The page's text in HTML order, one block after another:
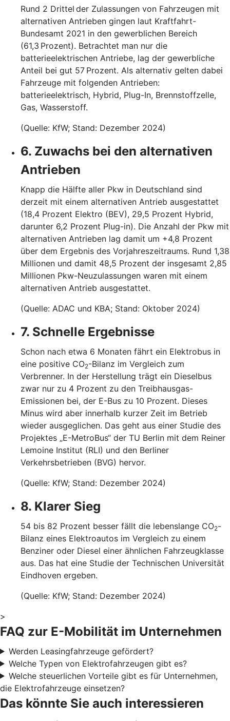
Rund 2 Drittel der Zulassungen von Fahrzeugen mit
alternativen Antrieben gingen laut Kraftfahrt-
Bundesamt 2021 in den gewerblichen Bereich
(61,3 Prozent). Betrachtet man nur die
batterieelektrischen Antriebe, lag der gewerbliche
Anteil bei gut 57 Prozent. Als alternativ gelten dabei
Fahrzeuge mit folgenden Antrieben:
batterieelektrisch, Hybrid, Plug-In, Brennstoffzelle,
Gas, Wasserstoff.
(Quelle: KfW; Stand: Dezember 2024)
6. Zuwachs bei den alternativen
Antrieben
Knapp die Hälfte aller Pkw in Deutschland sind
derzeit mit einem alternativen Antrieb ausgestattet
(18,4 Prozent Elektro (BEV), 29,5 Prozent Hybrid,
darunter 6,2 Prozent Plug-in). Die Anzahl der Pkw mit
alternativen Antrieben lag damit um +4,8 Prozent
über dem Ergebnis des Vorjahreszeitraums. Rund 1,38
Millionen und damit 48,5 Prozent der insgesamt 2,85
Millionen Pkw-Neuzulassungen waren mit einem
alternativen Antrieb ausgestattet.
(Quelle: ADAC und KBA; Stand: Oktober 2024)
7. Schnelle Ergebnisse
Schon nach etwa 6 Monaten fährt ein Elektrobus in
eine positive CO2-Bilanz im Vergleich zum
Verbrenner. In der Herstellung trägt ein Dieselbus
zwar nur zu 4 Prozent zu den Treibhausgas-
Emissionen bei, der E-Bus zu 10 Prozent. Dieses
Minus wird aber innerhalb kurzer Zeit im Betrieb
wieder ausgeglichen. Das geht aus einer Studie des
Projektes „E-MetroBus“ der TU Berlin mit dem Reiner
Lemoine Institut (RLI) und den Berliner
Verkehrsbetrieben (BVG) hervor.
(Quelle: KfW; Stand: Dezember 2024)
8. Klarer Sieg
54 bis 82 Prozent besser fällt die lebenslange CO2-
Bilanz eines Elektroautos im Vergleich zu einem
Benziner oder Diesel einer ähnlichen Fahrzeugklasse
aus. Das hat eine Studie der Technischen Universität
Eindhoven ergeben.
(Quelle: KfW; Stand: Dezember 2024)
>
FAQ zur E-Mobilität im Unternehmen
Werden Leasingfahrzeuge gefördert?
Welche Typen von Elektrofahrzeugen gibt es?
Welche steuerlichen Vorteile gibt es für Unternehmen,
die Elektrofahrzeuge einsetzen?
Das könnte Sie auch interessieren